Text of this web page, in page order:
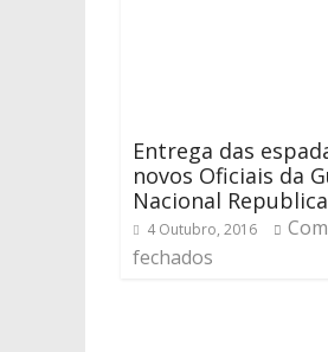
Entrega das
novos Oficiais da
Nacional
4 Outubro, 2016
fechados